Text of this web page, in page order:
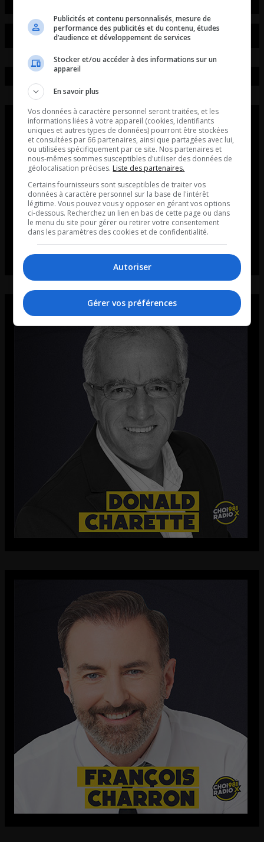
Publicités et contenu personnalisés, mesure de
performance des publicités et du contenu, études
d’audience et développement de services
Stocker et/ou accéder à des informations sur un
appareil
En savoir plus
Vos données à caractère personnel seront traitées, et les
informations liées à votre appareil (cookies, identifiants
uniques et autres types de données) pourront être stockées
et consultées par 66 partenaires, ainsi que partagées avec lui,
ou utilisées spécifiquement par ce site. Nos partenaires et
nous-mêmes sommes susceptibles d'utiliser des données de
géolocalisation précises. Liste des partenaires.
Certains fournisseurs sont susceptibles de traiter vos
données à caractère personnel sur la base de l'intérêt
légitime. Vous pouvez vous y opposer en gérant vos options
ci-dessous. Recherchez un lien en bas de cette page ou dans
le menu du site pour gérer ou retirer votre consentement
dans les paramètres des cookies et de confidentialité.
Autoriser
Gérer vos préférences